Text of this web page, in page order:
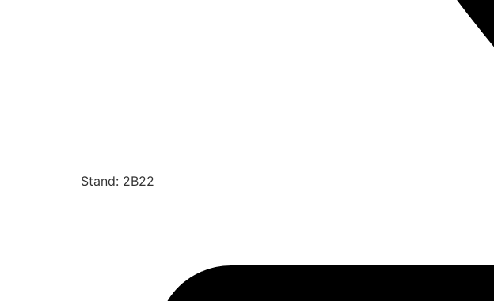
Stand: 2B22